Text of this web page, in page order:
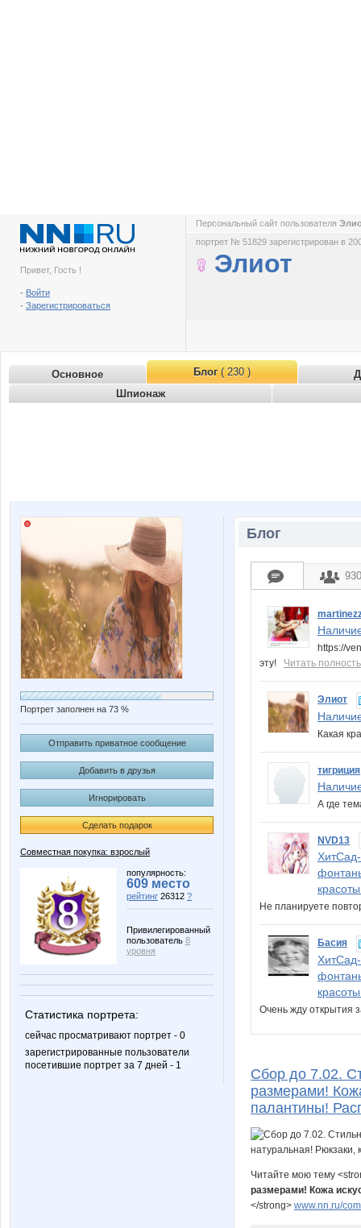
Привет, Гость !
- Войти
- Зарегистрироваться
Персональный сайт пользователя
портрет № 51829 зарегистрирован в
Элиот
Основное Блог( 230 )
Шпионаж
Портрет заполнен на 73 %
Отправить приватное сообщение
Добавить в друзья
Игнорировать
Сделать подарок
Совместная покупка: взрослый
популярность:
609 место
рейтинг 26312 ?
Привилегированный
пользователь 8
уровня
Статистика портрета:
сейчас просматривают портрет - 0
зарегистрированные пользователи
посетившие портрет за 7 дней - 1
Блог
930
https://
эту! Читать
Элиот
Какая
тигриция
А где
NVD13
Не планируете
Басия
Очень жду открытия
Сбор до 7.02.
размерами!
палантины!
Читайте мою тему
размерами! Кожа
</strong> www.nn.ru/